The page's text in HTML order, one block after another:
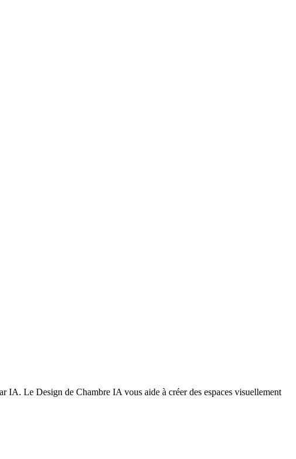
IA. Le Design de Chambre IA vous aide à créer des espaces visuellement